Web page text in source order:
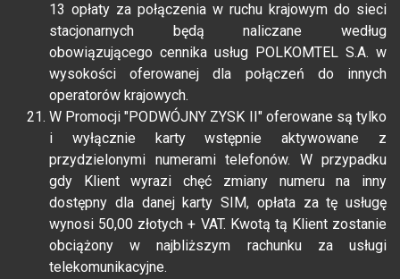
13 opłaty za połączenia w ruchu krajowym do sieci
stacjonarnych będą naliczane według
obowiązującego cennika usług POLKOMTEL S.A. w
wysokości oferowanej dla połączeń do innych
operatorów krajowych.
W Promocji "PODWÓJNY ZYSK II" oferowane są tylko
i wyłącznie karty wstępnie aktywowane z
przydzielonymi numerami telefonów. W przypadku
gdy Klient wyrazi chęć zmiany numeru na inny
dostępny dla danej karty SIM, opłata za tę usługę
wynosi 50,00 złotych + VAT. Kwotą tą Klient zostanie
obciążony w najbliższym rachunku za usługi
telekomunikacyjne.